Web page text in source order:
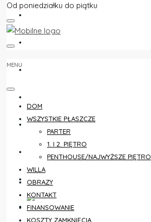
KOSZTY ZAMKNIĘCIA
WYNAJEM WILLI
POLSKI
Od poniedziałku do piątku
MENU
DOM
WSZYSTKIE PŁASZCZE
PARTER
1. I 2. PIĘTRO
PENTHOUSE/NAJWYŻSZE PIĘTRO
WILLA
OBRAZY
KONTAKT
FINANSOWANIE
KOSZTY ZAMKNIĘCIA